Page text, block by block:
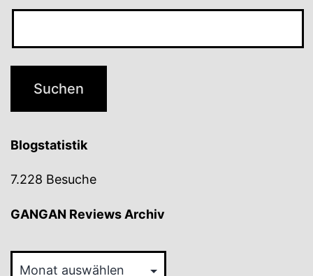
Blogstatistik
7.228 Besuche
GANGAN Reviews Archiv
Reviews